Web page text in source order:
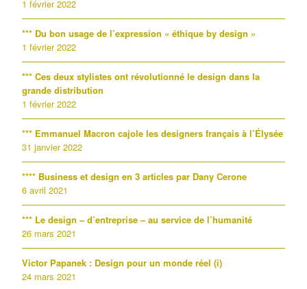
1 février 2022
*** Du bon usage de l’expression « éthique by design »
1 février 2022
*** Ces deux stylistes ont révolutionné le design dans la
grande distribution
1 février 2022
*** Emmanuel Macron cajole les designers français à l’Élysée
31 janvier 2022
**** Business et design en 3 articles par Dany Cerone
6 avril 2021
*** Le design – d’entreprise – au service de l’humanité
26 mars 2021
Victor Papanek : Design pour un monde réel (i)
24 mars 2021